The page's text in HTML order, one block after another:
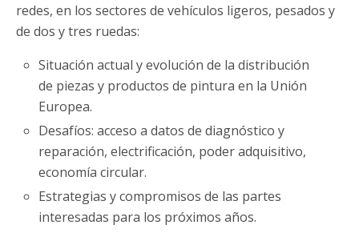
redes, en los sectores de vehículos ligeros, pesados y
de dos y tres ruedas:
Situación actual y evolución de la distribución
de piezas y productos de pintura en la Unión
Europea.
Desafíos: acceso a datos de diagnóstico y
reparación, electrificación, poder adquisitivo,
economía circular.
Estrategias y compromisos de las partes
interesadas para los próximos años.